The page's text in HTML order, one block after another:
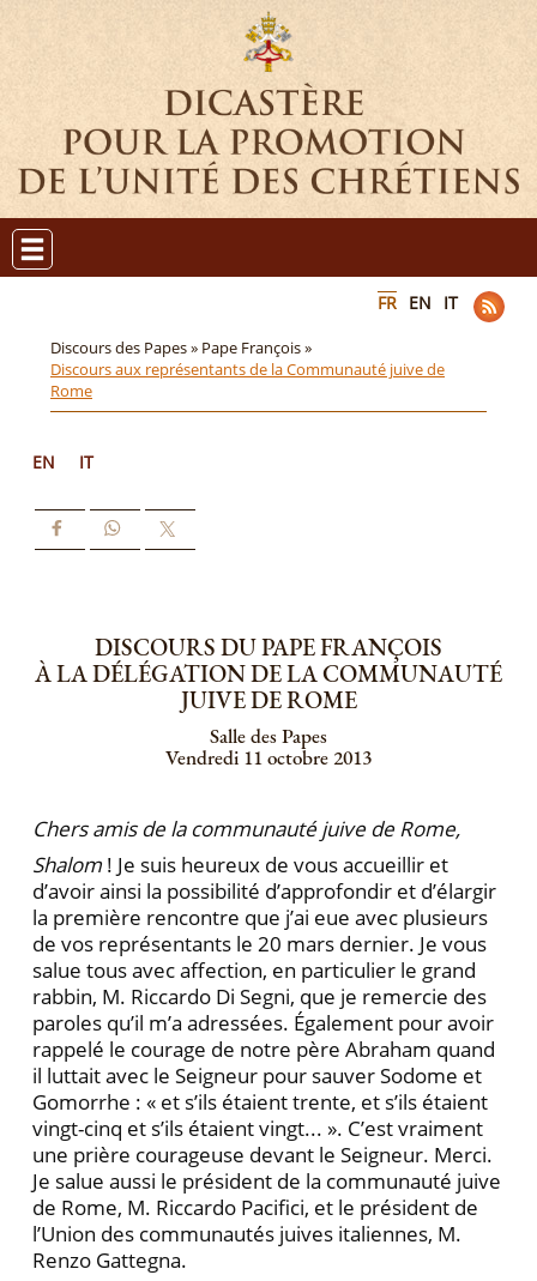
FR EN IT
Discours des Papes » Pape François »
Discours aux représentants de la Communauté juive de
Rome
EN IT
DISCOURS DU PAPE FRANÇOIS
À LA DÉLÉGATION DE LA COMMUNAUTÉ
JUIVE DE ROME
Salle des Papes
Vendredi 11 octobre 2013
Chers amis de la communauté juive de Rome,
Shalom ! Je suis heureux de vous accueillir et
d’avoir ainsi la possibilité d’approfondir et d’élargir
la première rencontre que j’ai eue avec plusieurs
de vos représentants le 20 mars dernier. Je vous
salue tous avec affection, en particulier le grand
rabbin, M. Riccardo Di Segni, que je remercie des
paroles qu’il m’a adressées. Également pour avoir
rappelé le courage de notre père Abraham quand
il luttait avec le Seigneur pour sauver Sodome et
Gomorrhe : « et s’ils étaient trente, et s’ils étaient
vingt-cinq et s’ils étaient vingt... ». C’est vraiment
une prière courageuse devant le Seigneur. Merci.
Je salue aussi le président de la communauté juive
de Rome, M. Riccardo Pacifici, et le président de
l’Union des communautés juives italiennes, M.
Renzo Gattegna.